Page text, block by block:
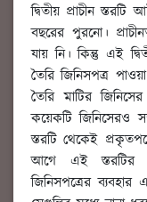
দ্বিতীয় প্রাচীন
বছরের পুরনো।
যায় নি। কিন্তু এই
তৈরি জিনিসপত্র
তৈরি মাটির
কয়েকটি জিনিসেরও
স্তরটি থেকেই
আগে এই স্তরটির
জিনিসপত্রের